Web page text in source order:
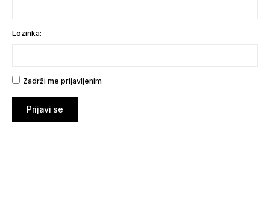
Lozinka:
Zadrži me prijavljenim
Prijavi se